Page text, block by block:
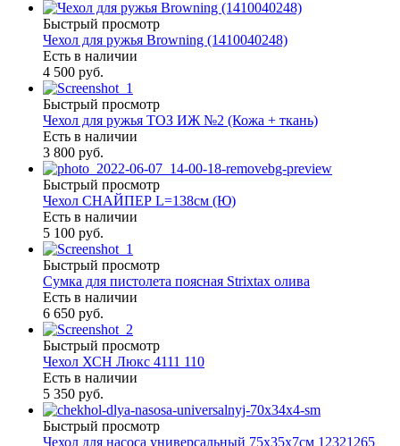
Быстрый просмотр
Чехол для ружья Browning (1410040248)
Есть в наличии
4 500 руб.
Быстрый просмотр
Чехол для ружья ТОЗ ИЖ №2 (Кожа + ткань)
Есть в наличии
3 800 руб.
Быстрый просмотр
Чехол СНАЙПЕР L=138см (Ю)
Есть в наличии
5 100 руб.
Быстрый просмотр
Сумка для пистолета поясная Strixtax олива
Есть в наличии
6 650 руб.
Быстрый просмотр
Чехол ХСН Люкс 4111 110
Есть в наличии
5 350 руб.
Быстрый просмотр
Чехол для насоса универсальный 75х35х7см 12321265